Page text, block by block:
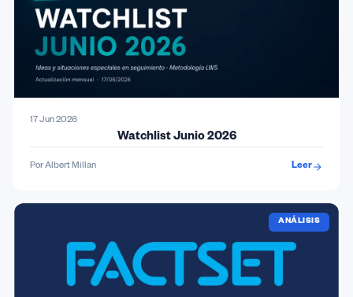
17 Jun 2026
Watchlist Junio 2026
Por Albert Millan Leer
ANÁLISIS